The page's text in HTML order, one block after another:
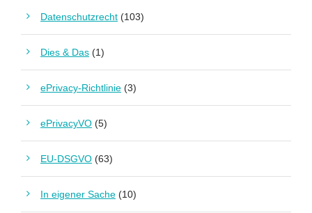
Datenschutzrecht (103)
Dies & Das (1)
ePrivacy-Richtlinie (3)
ePrivacyVO (5)
EU-DSGVO (63)
In eigener Sache (10)